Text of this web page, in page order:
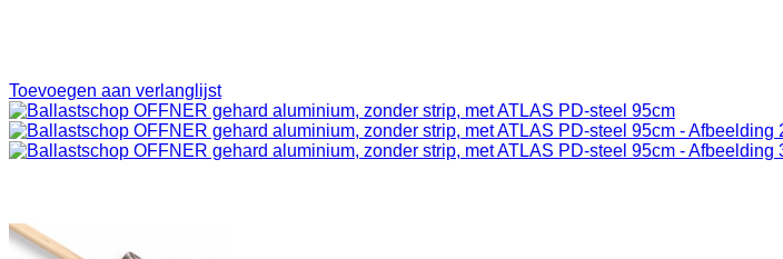
Toevoegen aan verlanglijst